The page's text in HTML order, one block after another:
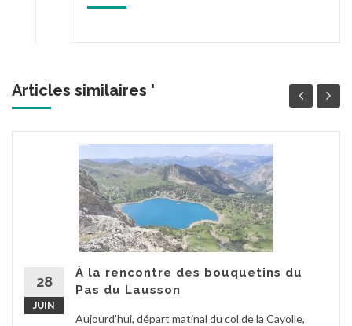
Articles similaires '
28
JUIN
À la rencontre des bouquetins du
Pas du Lausson
Aujourd'hui, départ matinal du col de la Cayolle,